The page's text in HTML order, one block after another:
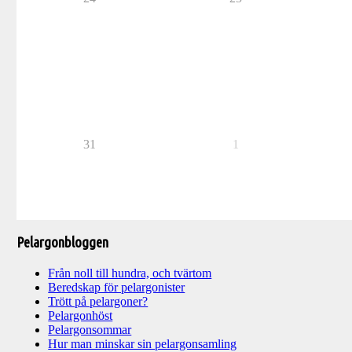
31 1
Pelargonbloggen
Från noll till hundra, och tvärtom
Beredskap för pelargonister
Trött på pelargoner?
Pelargonhöst
Pelargonsommar
Hur man minskar sin pelargonsamling